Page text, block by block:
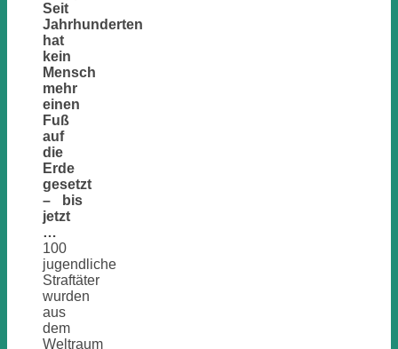
Seit
Jahrhunderten
hat
kein
Mensch
mehr
einen
Fuß
auf
die
Erde
gesetzt
– bis
jetzt
…
100
jugendliche
Straftäter
wurden
aus
dem
Weltraum